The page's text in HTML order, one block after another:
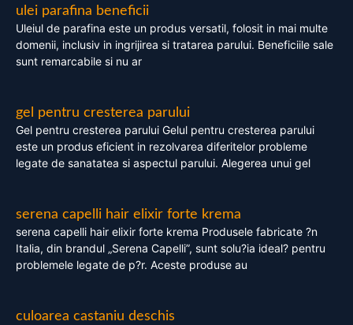
ulei parafina beneficii
Uleiul de parafina este un produs versatil, folosit in mai multe
domenii, inclusiv in ingrijirea si tratarea parului. Beneficiile sale
sunt remarcabile si nu ar
gel pentru cresterea parului
Gel pentru cresterea parului Gelul pentru cresterea parului
este un produs eficient in rezolvarea diferitelor probleme
legate de sanatatea si aspectul parului. Alegerea unui gel
serena capelli hair elixir forte krema
serena capelli hair elixir forte krema Produsele fabricate ?n
Italia, din brandul „Serena Capelli”, sunt solu?ia ideal? pentru
problemele legate de p?r. Aceste produse au
culoarea castaniu deschis